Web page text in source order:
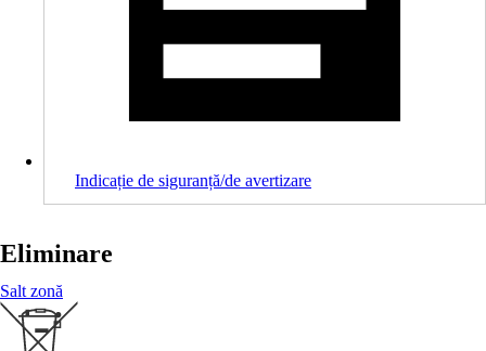
Indicație de siguranță/de avertizare
Eliminare
Salt zonă